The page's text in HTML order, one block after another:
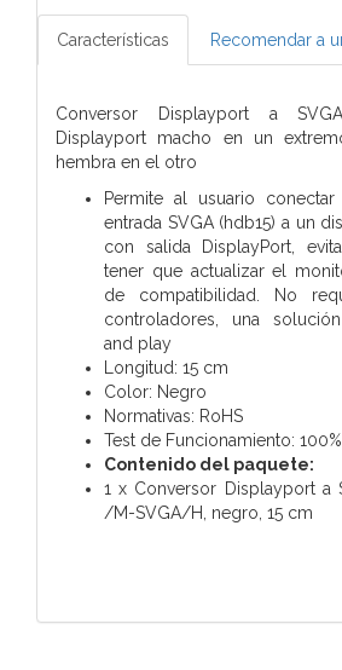
Características Recomendar a
Conversor Displayport a
Displayport macho en un
hembra en el otro
Permite al usuario
entrada SVGA (hdb15) a un
con salida DisplayPort,
tener que actualizar el
de compatibilidad. No
controladores, una
and play
Longitud: 15 cm
Color: Negro
Normativas: RoHS
Test de Funcionamiento:
Contenido del paquete:
1 x Conversor Displayport a
/M-SVGA/H, negro, 15 cm